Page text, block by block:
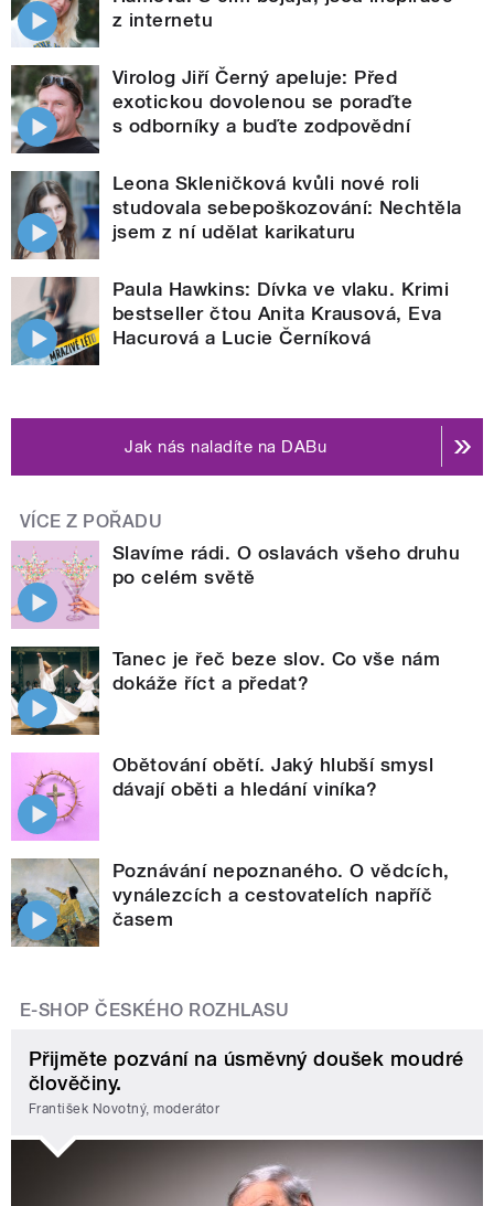
z internetu
Virolog Jiří Černý apeluje: Před
exotickou dovolenou se poraďte
s odborníky a buďte zodpovědní
Leona Skleničková kvůli nové roli
studovala sebepoškozování: Nechtěla
jsem z ní udělat karikaturu
Paula Hawkins: Dívka ve vlaku. Krimi
bestseller čtou Anita Krausová, Eva
Hacurová a Lucie Černíková
Jak nás naladíte na DABu
VÍCE Z POŘADU
Slavíme rádi. O oslavách všeho druhu
po celém světě
Tanec je řeč beze slov. Co vše nám
dokáže říct a předat?
Obětování obětí. Jaký hlubší smysl
dávají oběti a hledání viníka?
Poznávání nepoznaného. O vědcích,
vynálezcích a cestovatelích napříč
časem
E-SHOP ČESKÉHO ROZHLASU
Přijměte pozvání na úsměvný doušek moudré
člověčiny.
František Novotný, moderátor